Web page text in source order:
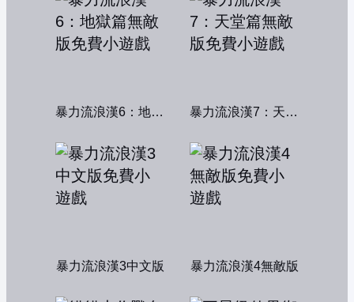
暴力流浪漢6：地獄篇無敵版 暴力流浪漢7：天堂篇無敵版
暴力流浪漢3中文版 暴力流浪漢4無敵版